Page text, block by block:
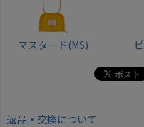
マスタード(MS)
返品・交換について